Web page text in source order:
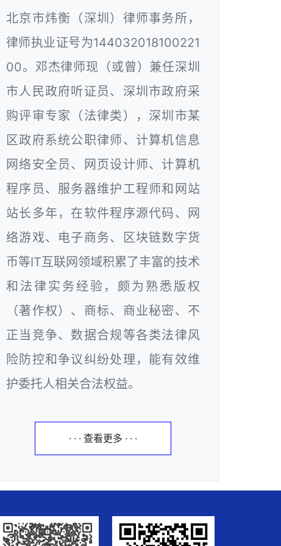
北京市炜衡（深圳）律师事务所，
律师执业证号为144032018100221
00。邓杰律师现（或曾）兼任深圳
市人民政府听证员、深圳市政府采
购评审专家（法律类），深圳市某
区政府系统公职律师、计算机信息
网络安全员、网页设计师、计算机
程序员、服务器维护工程师和网站
站长多年，在软件程序源代码、网
络游戏、电子商务、区块链数字货
币等IT互联网领域积累了丰富的技术
和法律实务经验，颇为熟悉版权
（著作权）、商标、商业秘密、不
正当竞争、数据合规等各类法律风
险防控和争议纠纷处理，能有效维
护委托人相关合法权益。
· · · 查看更多 · · ·